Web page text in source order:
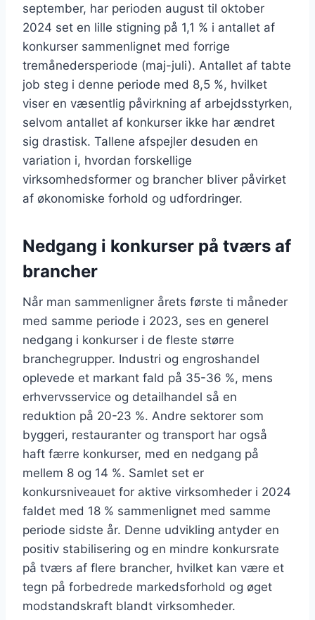
september, har perioden august til oktober
2024 set en lille stigning på 1,1 % i antallet af
konkurser sammenlignet med forrige
tremånedersperiode (maj-juli). Antallet af tabte
job steg i denne periode med 8,5 %, hvilket
viser en væsentlig påvirkning af arbejdsstyrken,
selvom antallet af konkurser ikke har ændret
sig drastisk. Tallene afspejler desuden en
variation i, hvordan forskellige
virksomhedsformer og brancher bliver påvirket
af økonomiske forhold og udfordringer.
Nedgang i konkurser på tværs af
brancher
Når man sammenligner årets første ti måneder
med samme periode i 2023, ses en generel
nedgang i konkurser i de fleste større
branchegrupper. Industri og engroshandel
oplevede et markant fald på 35-36 %, mens
erhvervsservice og detailhandel så en
reduktion på 20-23 %. Andre sektorer som
byggeri, restauranter og transport har også
haft færre konkurser, med en nedgang på
mellem 8 og 14 %. Samlet set er
konkursniveauet for aktive virksomheder i 2024
faldet med 18 % sammenlignet med samme
periode sidste år. Denne udvikling antyder en
positiv stabilisering og en mindre konkursrate
på tværs af flere brancher, hvilket kan være et
tegn på forbedrede markedsforhold og øget
modstandskraft blandt virksomheder.